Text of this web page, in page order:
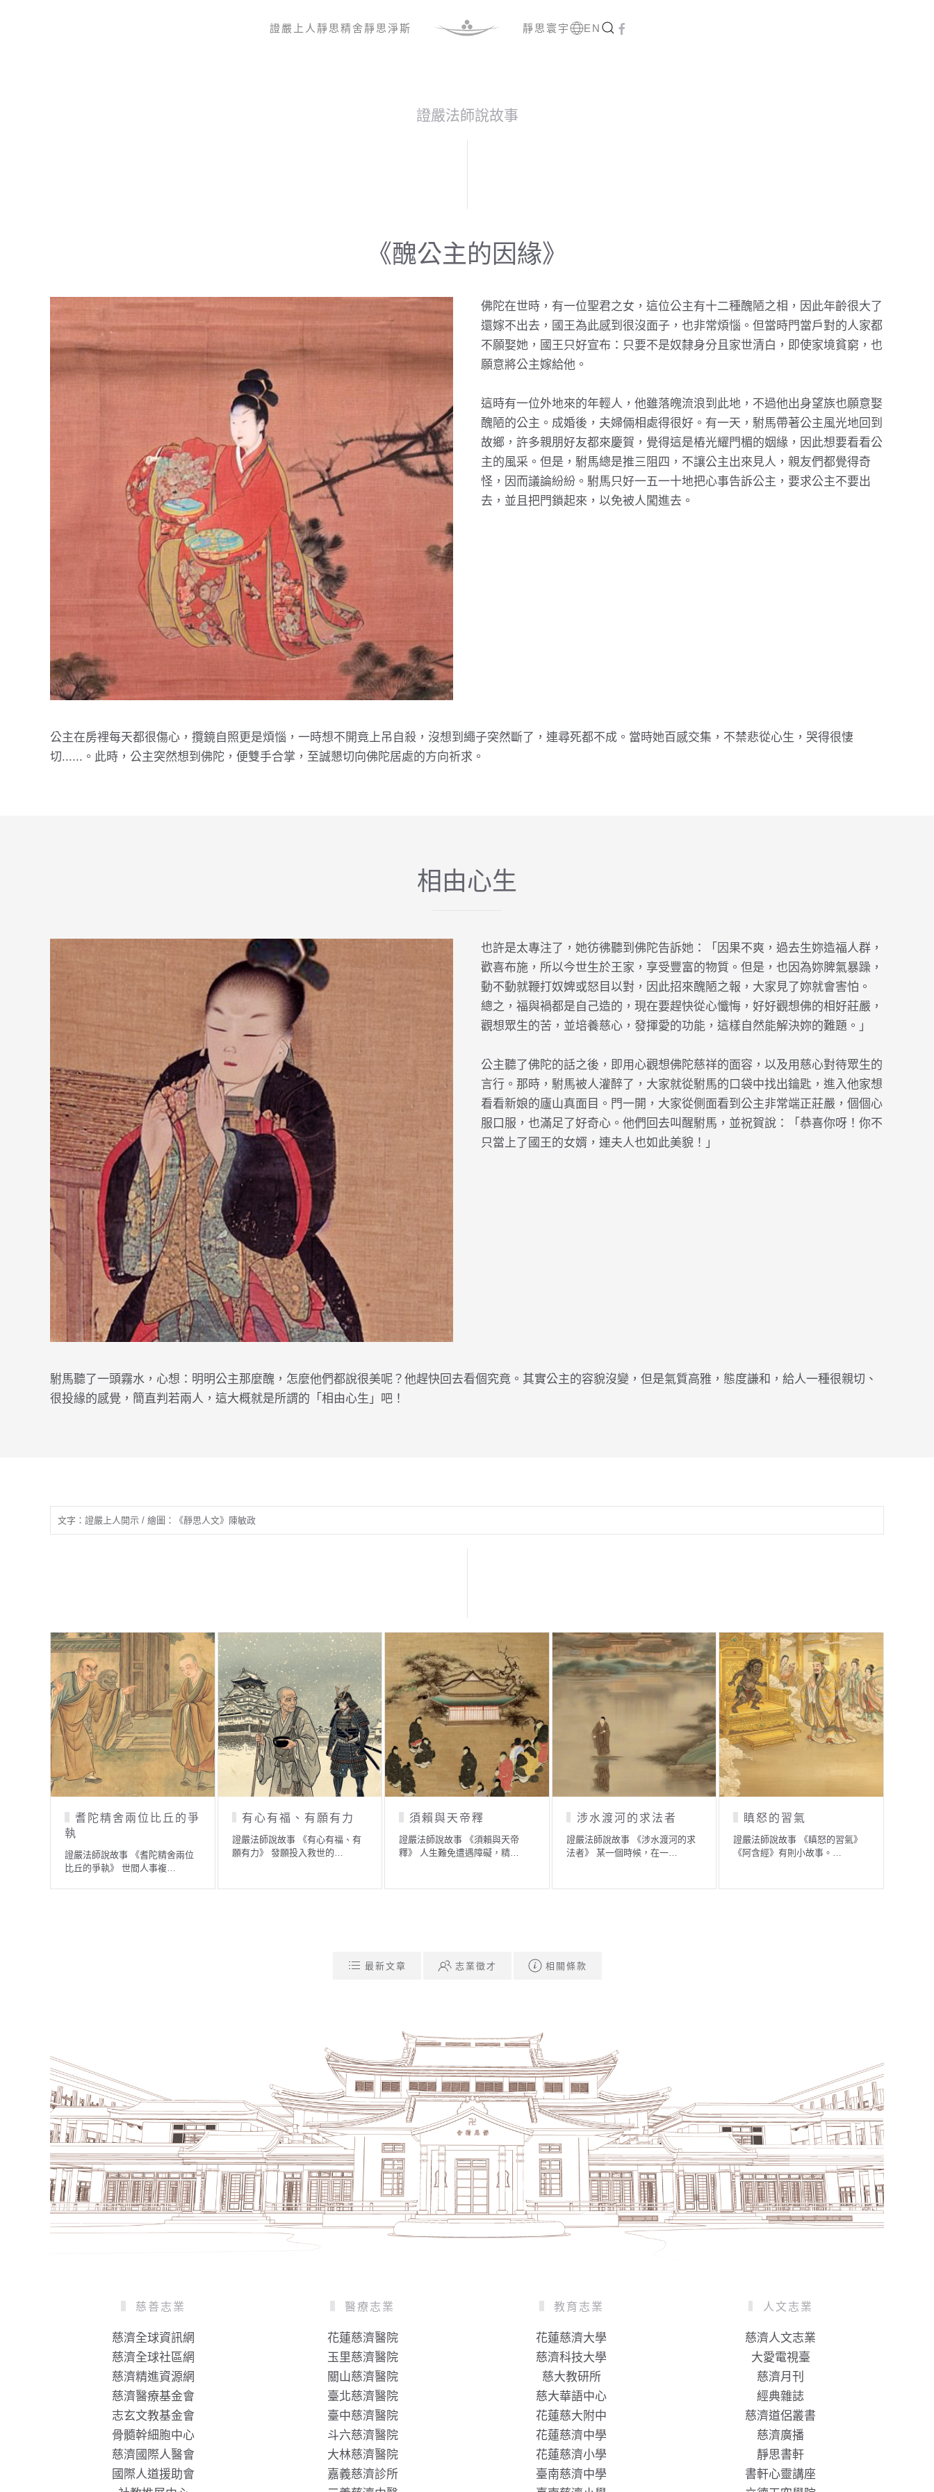
證嚴上人 靜思精舍靜思淨斯 靜思寰宇 EN
證嚴法師說故事
《醜公主的因緣》
佛陀在世時，有一位聖君之女，這位公主有十二種醜陋之相，因此年齡很大了
還嫁不出去，國王為此感到很沒面子，也非常煩惱。但當時門當戶對的人家都
不願娶她，國王只好宣布：只要不是奴隸身分且家世清白，即使家境貧窮，也
願意將公主嫁給他。
這時有一位外地來的年輕人，他雖落魄流浪到此地，不過他出身望族也願意娶
醜陋的公主。成婚後，夫婦倆相處得很好。有一天，駙馬帶著公主風光地回到
故鄉，許多親朋好友都來慶賀，覺得這是樁光耀門楣的姻緣，因此想要看看公
主的風采。但是，駙馬總是推三阻四，不讓公主出來見人，親友們都覺得奇
怪，因而議論紛紛。駙馬只好一五一十地把心事告訴公主，要求公主不要出
去，並且把門鎖起來，以免被人闖進去。
公主在房裡每天都很傷心，攬鏡自照更是煩惱，一時想不開竟上吊自殺，沒想到繩子突然斷了，連尋死都不成。當時她百感交集，不禁悲從心生，哭得很悽
切......。此時，公主突然想到佛陀，便雙手合掌，至誠懇切向佛陀居處的方向祈求。
相由心生
也許是太專注了，她彷彿聽到佛陀告訴她：「因果不爽，過去生妳造福人群，
歡喜布施，所以今世生於王家，享受豐富的物質。但是，也因為妳脾氣暴躁，
動不動就鞭打奴婢或怒目以對，因此招來醜陋之報，大家見了妳就會害怕。
總之，福與禍都是自己造的，現在要趕快從心懺悔，好好觀想佛的相好莊嚴，
觀想眾生的苦，並培養慈心，發揮愛的功能，這樣自然能解決妳的難題。」
公主聽了佛陀的話之後，即用心觀想佛陀慈祥的面容，以及用慈心對待眾生的
言行。那時，駙馬被人灌醉了，大家就從駙馬的口袋中找出鑰匙，進入他家想
看看新娘的廬山真面目。門一開，大家從側面看到公主非常端正莊嚴，個個心
服口服，也滿足了好奇心。他們回去叫醒駙馬，並祝賀說：「恭喜你呀！你不
只當上了國王的女婿，連夫人也如此美貌！」
駙馬聽了一頭霧水，心想：明明公主那麼醜，怎麼他們都說很美呢？他趕快回去看個究竟。其實公主的容貌沒變，但是氣質高雅，態度謙和，給人一種很親切、
很投緣的感覺，簡直判若兩人，這大概就是所謂的「相由心生」吧！
文字：證嚴上人開示 / 繪圖：《靜思人文》陳敏政
耆陀精舍兩位比丘的爭
執
證嚴法師說故事 《耆陀精舍兩位
比丘的爭執》 世間人事複…
有心有福、有願有力
證嚴法師說故事 《有心有福、有
願有力》 發願投入救世的…
須賴與天帝釋
證嚴法師說故事 《須賴與天帝
釋》 人生難免遭遇障礙，精…
涉水渡河的求法者
證嚴法師說故事 《涉水渡河的求
法者》 某一個時候，在一…
瞋怒的習氣
證嚴法師說故事 《瞋怒的習氣》
《阿含經》有則小故事。…
最新文章 志業徵才 相關條款
慈善志業
慈濟全球資訊網
慈濟全球社區網
慈濟精進資源網
慈濟醫療基金會
志玄文教基金會
骨髓幹細胞中心
慈濟國際人醫會
國際人道援助會
醫療志業
花蓮慈濟醫院
玉里慈濟醫院
關山慈濟醫院
臺北慈濟醫院
臺中慈濟醫院
斗六慈濟醫院
大林慈濟醫院
嘉義慈濟診所
教育志業
花蓮慈濟大學
慈濟科技大學
慈大教研所
慈大華語中心
花蓮慈大附中
花蓮慈濟中學
花蓮慈濟小學
臺南慈濟中學
人文志業
慈濟人文志業
大愛電視臺
慈濟月刊
經典雜誌
慈濟道侶叢書
慈濟廣播
靜思書軒
書軒心靈講座